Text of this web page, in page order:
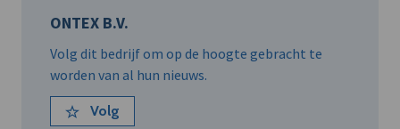
ONTEX B.V.
Volg dit bedrijf om op de hoogte gebracht te
worden van al hun nieuws.
Volg